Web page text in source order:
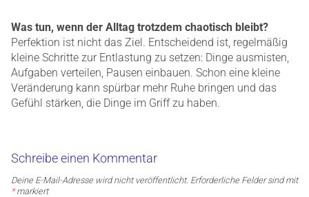
Was tun, wenn der Alltag trotzdem chaotisch bleibt?
Perfektion ist nicht das Ziel. Entscheidend ist, regelmäßig
kleine Schritte zur Entlastung zu setzen: Dinge ausmisten,
Aufgaben verteilen, Pausen einbauen. Schon eine kleine
Veränderung kann spürbar mehr Ruhe bringen und das
Gefühl stärken, die Dinge im Griff zu haben.
Schreibe einen Kommentar
Deine E-Mail-Adresse wird nicht veröffentlicht. Erforderliche Felder sind mit
*markiert